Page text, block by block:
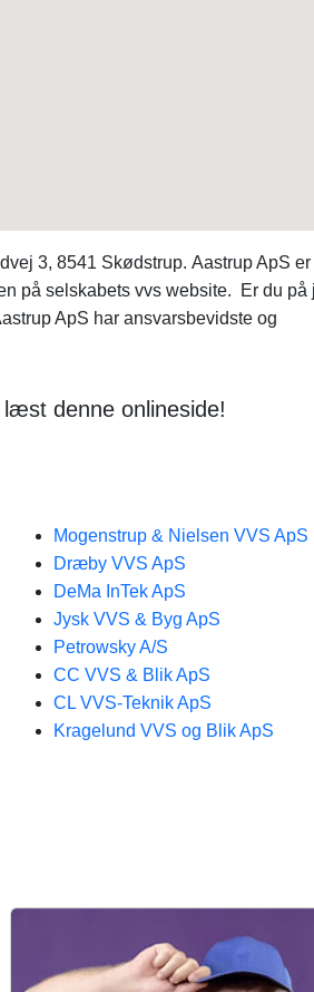
3, 8541 Skødstrup. Aastrup ApS er
på selskabets vvs website. Er du på
ApS har ansvarsbevidste og
denne onlineside!
Mogenstrup & Nielsen VVS ApS
Dræby VVS ApS
DeMa InTek ApS
Jysk VVS & Byg ApS
Petrowsky A/S
CC VVS & Blik ApS
CL VVS-Teknik ApS
Kragelund VVS og Blik ApS